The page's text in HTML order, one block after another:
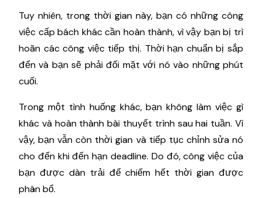
Tuy nhiên, trong thời gian này, bạn có những công
việc cấp bách khác cần hoàn thành, vì vậy bạn bị trì
hoãn các công việc tiếp thị. Thời hạn chuẩn bị sắp
đến và bạn sẽ phải đối mặt với nó vào những phút
cuối.
Trong một tình huống khác, bạn không làm việc gì
khác và hoàn thành bài thuyết trình sau hai tuần. Vì
vậy, bạn vẫn còn thời gian và tiếp tục chỉnh sửa nó
cho đến khi đến hạn deadline. Do đó, công việc của
bạn được dàn trải để chiếm hết thời gian được
phân bổ.